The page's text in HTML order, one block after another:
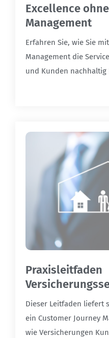
Excellence
Management
Erfahren Sie, wie Sie
Management die
und Kunden
Praxisleitfaden
Dieser Leitfaden liefert
ein Customer Journey
wie Versicherungen